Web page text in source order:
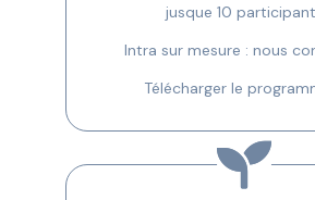
jusque 10
Intra sur mesure : nous
Télécharger le